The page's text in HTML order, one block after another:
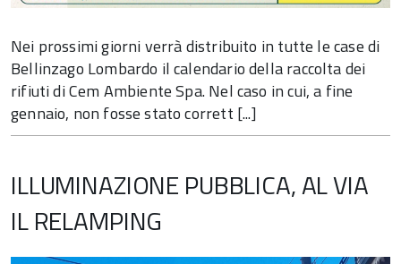
Nei prossimi giorni verrà distribuito in tutte le case di
Bellinzago Lombardo il calendario della raccolta dei
rifiuti di Cem Ambiente Spa. Nel caso in cui, a fine
gennaio, non fosse stato corrett [...]
ILLUMINAZIONE PUBBLICA, AL VIA
IL RELAMPING